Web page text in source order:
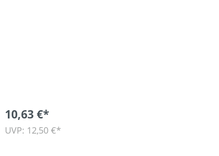
10,63 €*
UVP: 12,50 €*